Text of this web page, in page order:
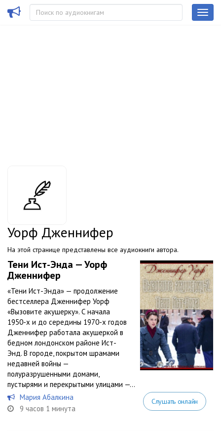
Уорф Дженнифер
На этой странице представлены все аудиокниги автора.
Тени Ист-Энда — Уорф
Дженнифер
«Тени Ист-Энда» — продолжение
бестселлера Дженнифер Уорф
«Вызовите акушерку». С начала
1950-х и до середины 1970-х годов
Дженнифер работала акушеркой в
бедном лондонском районе Ист-
Энд. В городе, покрытом шрамами
недавней войны —
полуразрушенными домами,
пустырями и перекрытыми улицами —...
Мария Абалкина
9 часов 1 минута
Слушать онлайн